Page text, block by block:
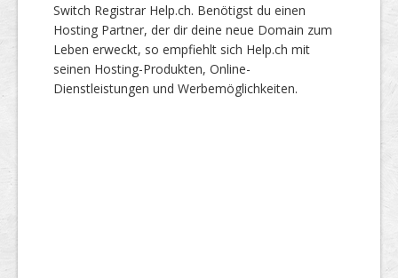
Switch Registrar Help.ch. Benötigst du einen
Hosting Partner, der dir deine neue Domain zum
Leben erweckt, so empfiehlt sich Help.ch mit
seinen Hosting-Produkten, Online-
Dienstleistungen und Werbemöglichkeiten.